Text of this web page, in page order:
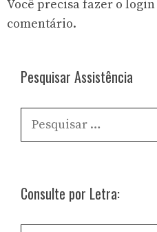
Você precisa fazer o login
comentário.
Pesquisar Assistência
Pesquisar
por:
Consulte por Letra: